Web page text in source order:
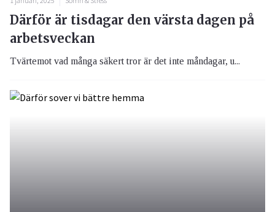
Därför är tisdagar den värsta dagen på
arbetsveckan
Tvärtemot vad många säkert tror är det inte måndagar, u...